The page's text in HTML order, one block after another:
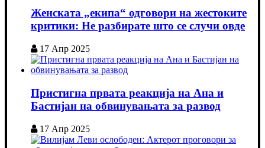
Женската „екипа“ одговори на жестоките
критики: Не разбирате што се случи овде
17 Апр 2025
Пристигна првата реакција на Ана и
Бастијан на обвинувањата за развод
17 Апр 2025